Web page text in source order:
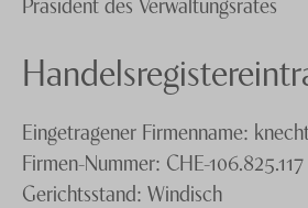
Impressum
Jobs
Eingetragener Firmenname:
Firmen-Nummer: CHE-106.825.117
Gerichtsstand: Windisch